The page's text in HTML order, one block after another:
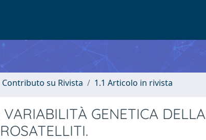
Contributo su Rivista 1.1 Articolo in rivista
GENETICA